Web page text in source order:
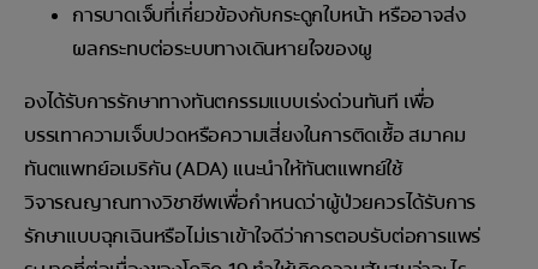
การบาดเจ็บที่เกี่ยวข้องกับกระดูกใบหน้า หรืออาจส่ง
ผลกระทบต่อระบบทางเดินหายใจของผู
องได้รับการรักษาทางทันตกรรมแบบเร่งด่วนทันที เพื่อ
บรรเทาความเจ็บปวดหรือความเสี่ยงในการติดเชื้อ สมาคม
ทันตแพทย์อเมริกัน (ADA) แนะนำให้ทันตแพทย์ใช้
วิจารณญาณทางวิชาชีพเพื่อกำหนดว่าผู้ป่วยควรได้รับการ
รักษาแบบฉุกเฉินหรือไม่เราเข้าใจดีว่าการตอบรับต่อการแพร่